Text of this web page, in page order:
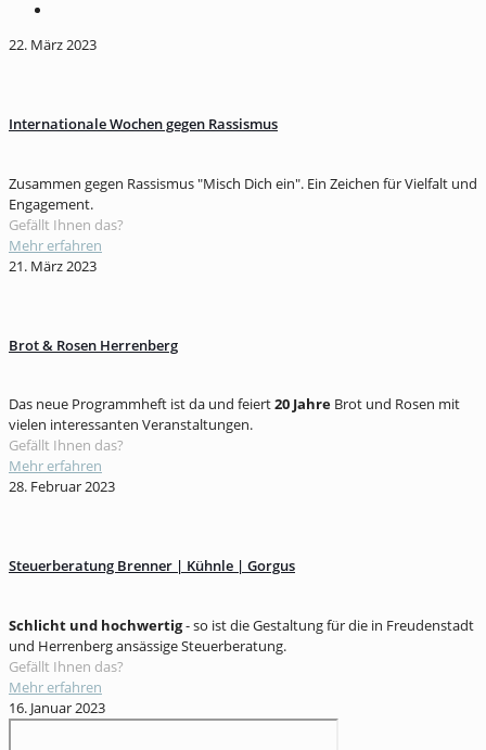
22. März 2023
Internationale Wochen gegen Rassismus
Zusammen gegen Rassismus "Misch Dich ein". Ein Zeichen für Vielfalt und
Engagement.
Gefällt Ihnen das?
Mehr erfahren
21. März 2023
Brot & Rosen Herrenberg
Das neue Programmheft ist da und feiert20 Jahre Brot und Rosen mit
vielen interessanten Veranstaltungen.
Gefällt Ihnen das?
Mehr erfahren
28. Februar 2023
Steuerberatung Brenner | Kühnle | Gorgus
Schlicht und hochwertig- so ist die Gestaltung für die in Freudenstadt
und Herrenberg ansässige Steuerberatung.
Gefällt Ihnen das?
Mehr erfahren
16. Januar 2023